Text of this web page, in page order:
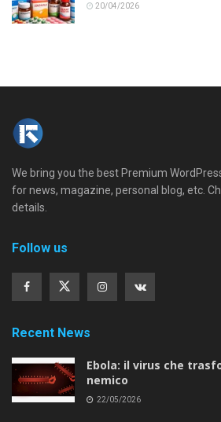
20/04/2026
We bring you the best Premium
for news, magazine, personal blog, etc.
details.
Follow us
Recent News
Ebola: il virus che
nemico
22/05/2026